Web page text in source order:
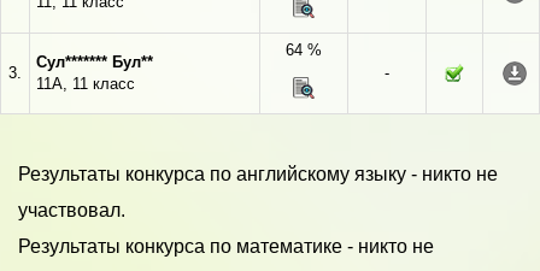
3.
Сул******* Бул**
11А, 11 класс
64 %
-
Результаты конкурса по английскому языку - никто не
участвовал.
Результаты конкурса по математике - никто не